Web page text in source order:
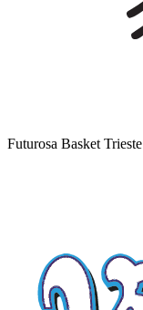
Futurosa Basket Trieste